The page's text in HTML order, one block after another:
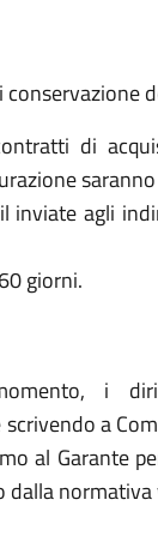
di
agli
giorni.
i
a
al Garante
dalla normativa